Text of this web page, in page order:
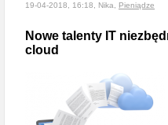
19-04-2018, 16:18, Nika, Pieniądze
Nowe talenty IT
cloud